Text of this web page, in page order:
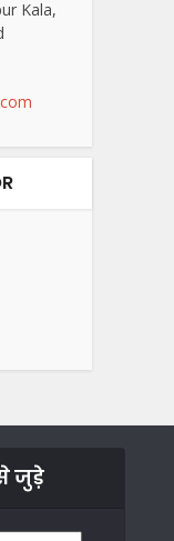
Kala,
जुड़े